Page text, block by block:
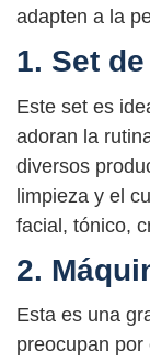
adapten a la
1. Set
Este set es
adoran la
diversos
limpieza y el
facial, tónico,
2.
Esta es una
preocupan